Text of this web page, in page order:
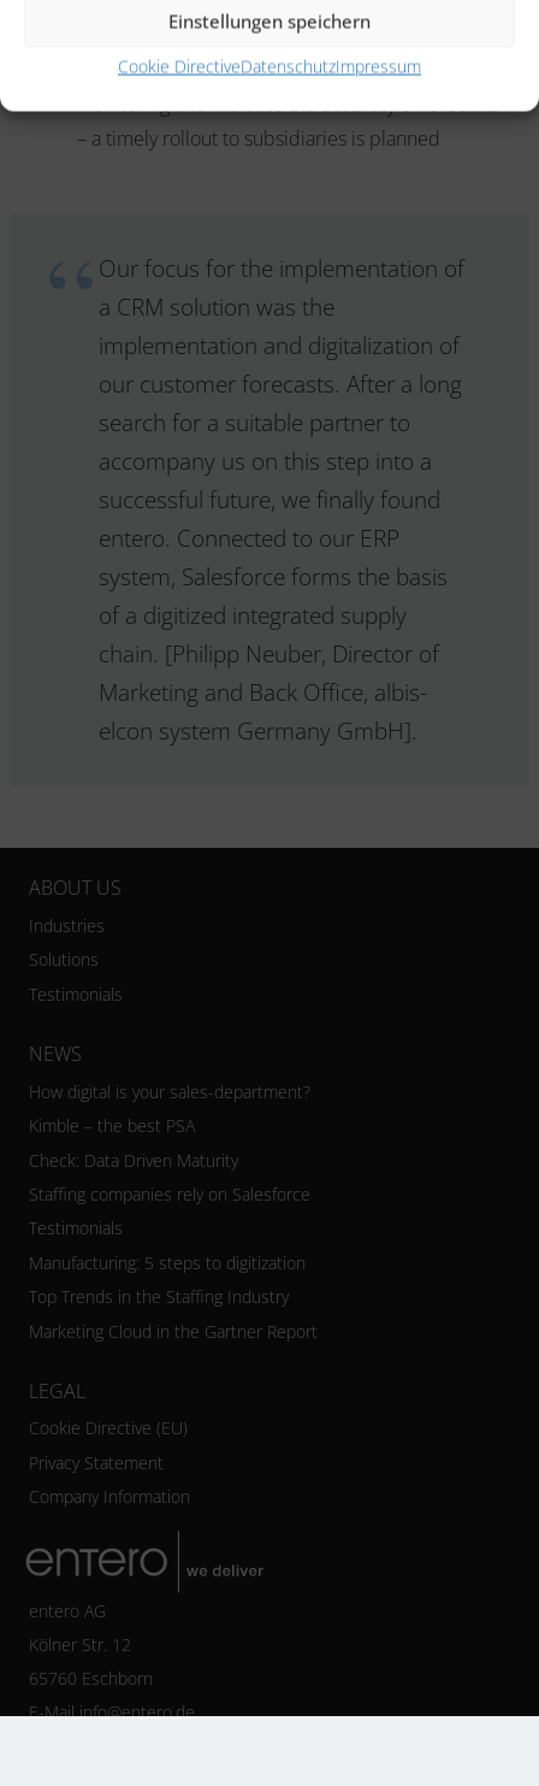
Einstellungen speichern
Cookie DirectiveDatenschutzImpressum
Uniform reports on ERP data such as orders,
deliveries, invoices and sales forecasts simplify
monitoring and increase the accuracy of forecasts
– a timely rollout to subsidiaries is planned
Our focus for the implementation of
a CRM solution was the
implementation and digitalization of
our customer forecasts. After a long
search for a suitable partner to
accompany us on this step into a
successful future, we finally found
entero. Connected to our ERP
system, Salesforce forms the basis
of a digitized integrated supply
chain. [Philipp Neuber, Director of
Marketing and Back Office, albis-
elcon system Germany GmbH].
ABOUT US
Industries
Solutions
Testimonials
NEWS
How digital is your sales-department?
Kimble – the best PSA
Check: Data Driven Maturity
Staffing companies rely on Salesforce
Testimonials
Manufacturing: 5 steps to digitization
Top Trends in the Staffing Industry
Marketing Cloud in the Gartner Report
LEGAL
Cookie Directive (EU)
Privacy Statement
Company Information
entero AG
Kölner Str. 12
65760 Eschborn
E-Mailinfo@entero.de